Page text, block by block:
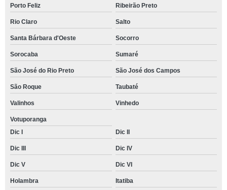
Porto Feliz Ribeirão Preto
Rio Claro Salto
Santa Bárbara d'Oeste Socorro
Sorocaba Sumaré
São José do Rio Preto São José dos Campos
São Roque Taubaté
Valinhos Vinhedo
Votuporanga
Dic I
Dic II
Dic III Dic IV
Dic V Dic VI
Holambra Itatiba